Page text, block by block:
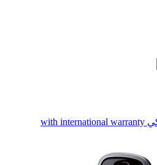
باناسونيك تليفون لاسلكي with international warranty